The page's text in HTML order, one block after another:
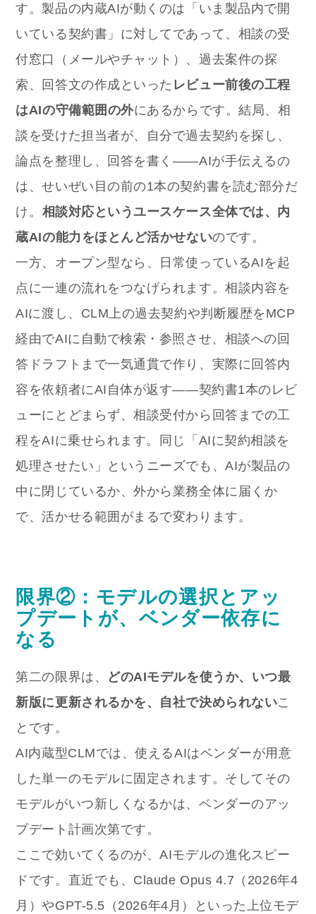
す。製品の内蔵AIが動くのは「いま製品内で開
いている契約書」に対してであって、相談の受
付窓口（メールやチャット）、過去案件の探
索、回答文の作成といった レビュー前後の工程
はAIの守備範囲の外にあるからです。結局、相
談を受けた担当者が、自分で過去契約を探し、
論点を整理し、回答を書く——AIが手伝えるの
は、せいぜい目の前の1本の契約書を読む部分だ
け。 相談対応というユースケース全体では、内
蔵AIの能力をほとんど活かせないのです。
一方、オープン型なら、日常使っているAIを起
点に一連の流れをつなげられます。相談内容を
AIに渡し、CLM上の過去契約や判断履歴をMCP
経由でAIに自動で検索・参照させ、相談への回
答ドラフトまで一気通貫で作り、実際に回答内
容を依頼者にAI自体が返す——契約書1本のレビ
ューにとどまらず、相談受付から回答までの工
程をAIに乗せられます。同じ「AIに契約相談を
処理させたい」というニーズでも、AIが製品の
中に閉じているか、外から業務全体に届くか
で、活かせる範囲がまるで変わります。
限界②：モデルの選択とアッ
プデートが、ベンダー依存に
なる
第二の限界は、
どのAIモデルを使うか、いつ最
新版に更新されるかを、自社で決められないこ
とです。
AI内蔵型CLMでは、使えるAIはベンダーが用意
した単一のモデルに固定されます。そしてその
モデルがいつ新しくなるかは、ベンダーのアッ
プデート計画次第です。
ここで効いてくるのが、AIモデルの進化スピー
ドです。直近でも、Claude Opus 4.7（2026年4
月）やGPT-5.5（2026年4月）といった上位モデ